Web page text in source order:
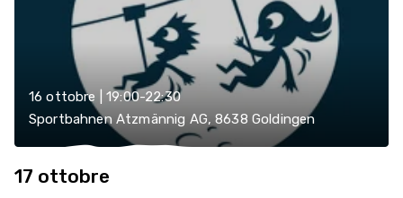
16 ottobre | 19:00-22:30
Sportbahnen Atzmännig AG, 8638 Goldingen
17 ottobre